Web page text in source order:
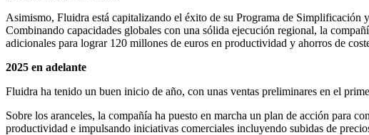
Asimismo, Fluidra está capitalizando el éxito de su Programa de Simplificación
Combinando capacidades globales con una sólida ejecución regional, la
adicionales para lograr 120 millones de euros en productividad y ahorros de
2025 en adelante
Fluidra ha tenido un buen inicio de año, con unas ventas preliminares en el
Sobre los aranceles, la compañía ha puesto en marcha un plan de acción para
productividad e impulsando iniciativas comerciales incluyendo subidas de